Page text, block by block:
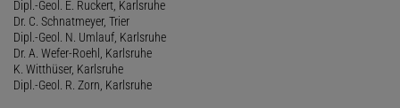
Dipl.-Geol. E. Ruckert, Karlsruhe
Dr. C. Schnatmeyer, Trier
Dipl.-Geol. N. Umlauf, Karlsruhe
Dr. A. Wefer-Roehl, Karlsruhe
K. Witthüser, Karlsruhe
Dipl.-Geol. R. Zorn, Karlsruhe